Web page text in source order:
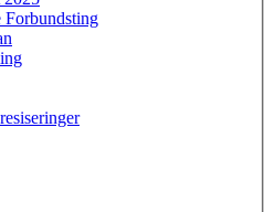
Forbundsting